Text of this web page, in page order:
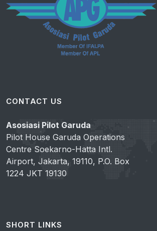
CONTACT US
Asosiasi Pilot Garuda
Pilot House Garuda Operations
Centre Soekarno-Hatta Intl.
Airport, Jakarta, 19110, P.O. Box
1224 JKT 19130
SHORT LINKS